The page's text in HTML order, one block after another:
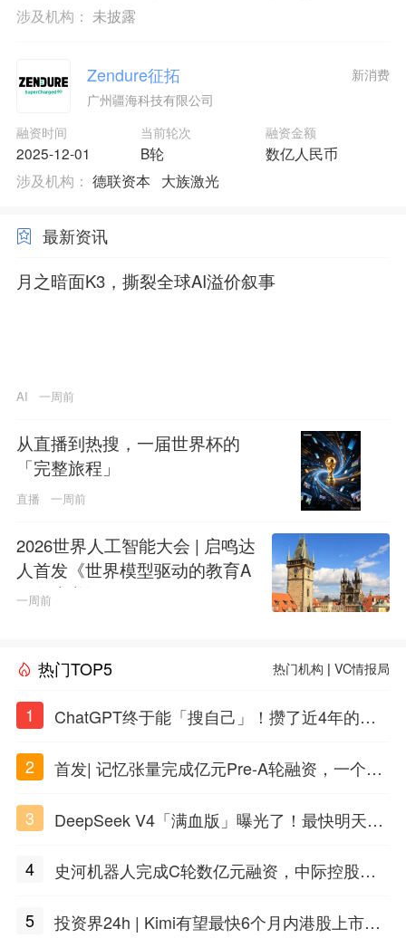
涉及机构： 未披露
Zendure征拓
广州疆海科技有限公司
融资时间
2025-12-01
当前轮次
B轮
融资金额
数亿人民币
新消费
涉及机构： 德联资本 大族激光
最新资讯
月之暗面K3，撕裂全球AI溢价叙事
AI 一周前
从直播到热搜，一届世界杯的
「完整旅程」
直播 一周前
2026世界人工智能大会 | 启鸣达
人首发《世界模型驱动的教育A
GI白皮书》
一周前
热门TOP5 热门机构 |VC情报局
1
ChatGPT终于能「搜自己」！攒了近4年的对
2
首发| 记忆张量完成亿元Pre-A轮融资，一个上
3
DeepSeek V4「满血版」曝光了！最快明天发
4
史河机器人完成C轮数亿元融资，中际控股领
5
投资界24h | Kimi有望最快6个月内港股上市；